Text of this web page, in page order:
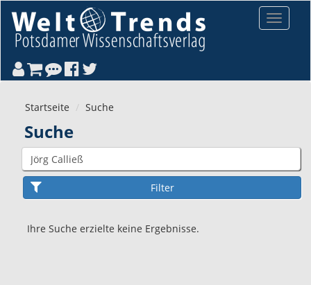
Toggle
Startseite Suche
Suche
Ihre Suche erzielte keine Ergebnisse.